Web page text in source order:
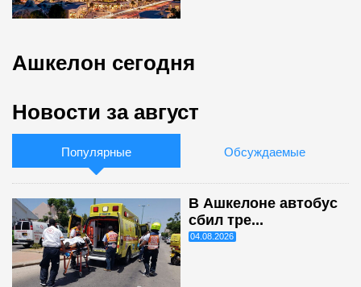
Ашкелон сегодня
Новости за август
Популярные Обсуждаемые
В Ашкелоне автобус
сбил тре...
04.08.2026